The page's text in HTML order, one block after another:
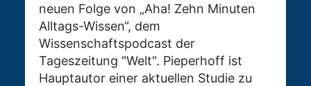
neuen Folge von „Aha! Zehn Minuten
Alltags-Wissen“, dem
Wissenschaftspodcast der
Tageszeitung "Welt". Pieperhoff ist
Hauptautor einer aktuellen Studie zu